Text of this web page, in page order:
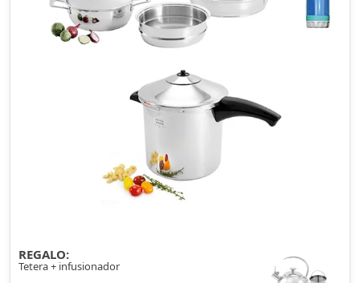
REGALO:
Tetera + infusionador